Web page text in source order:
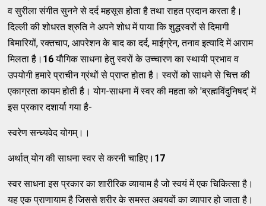
व सुरीला संगीत सुनने से दर्द महसूस होता है तथा राहत प्रदान करता है।
दिल्ली की शोधरत श्रुति ने अपने शोध में पाया कि शुद्धस्वरों से दिमागी
बिमारियों, रक्तचाप, आपरेशन के बाद का दर्द, माईग्रेन, तनाव इत्यादि में आराम
मिलता है। 16यौगिक साधना हेतु स्वरों के उच्चारण का स्थायी प्रभाव व
उपयोगी हमारे प्राचीन ग्रंथों से प्राप्त होता है। स्वरों को साधने से चित्त की
एकाग्रता कायम होती है। योग-साधना में स्वर की महता को 'ब्रह्मविंदुनिषद्' में
इस प्रकार दशार्या गया है-
स्वरेण सन्ध्यवेद योगम्।।
अर्थात् योग की साधना स्वर से करनी चाहिए। 17
स्वर साधना इस प्रकार का शारीरिक व्यायाम है जो स्वयं में एक चिकित्सा है।
यह एक प्राणायाम है जिससे शरीर के समस्त अवयवों का व्यापार हो जाता है।